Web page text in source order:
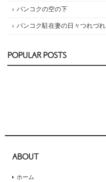
バンコクの空の下
バンコク駐在妻の日々つれづれ
POPULAR POSTS
ABOUT
ホーム